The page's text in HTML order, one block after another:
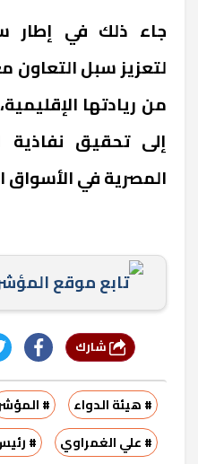
جاء ذلك في إطار
لتعزيز سبل التعاون
من ريادتها
إلى تحقيق نفاذية
المصرية في الأسواق
تابع موقع
# هيئة الدواء #
# علي الغمراوي
#